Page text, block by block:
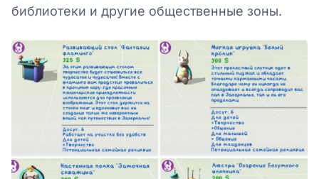
библиотеки и другие общественные зоны.